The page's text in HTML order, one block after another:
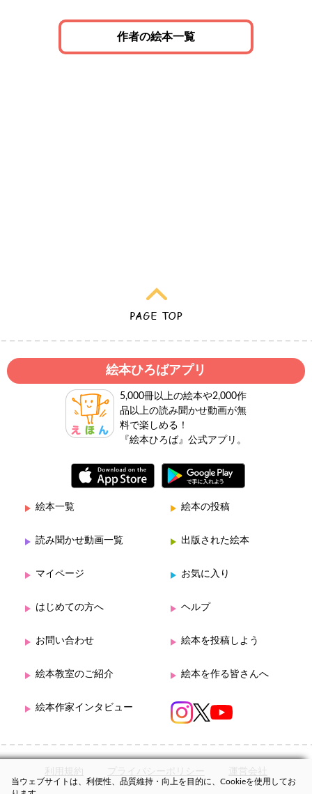
作者の絵本一覧
絵本ひろばアプリ
5,000冊以上の絵本や2,000作
品以上の読み聞かせ動画が無
料で楽しめる！
『絵本ひろば』公式アプリ。
絵本一覧 絵本の投稿
読み聞かせ動画一覧 出版された絵本
マイページ お気に入り
はじめての方へ ヘルプ
お問い合わせ 絵本を投稿しよう
絵本教室のご紹介 絵本を作る皆さんへ
絵本作家インタビュー
利用規約 プライバシーポリシー 運営会社
当ウェブサイトは、利便性、品質維持・向上を目的に、Cookieを使用してお